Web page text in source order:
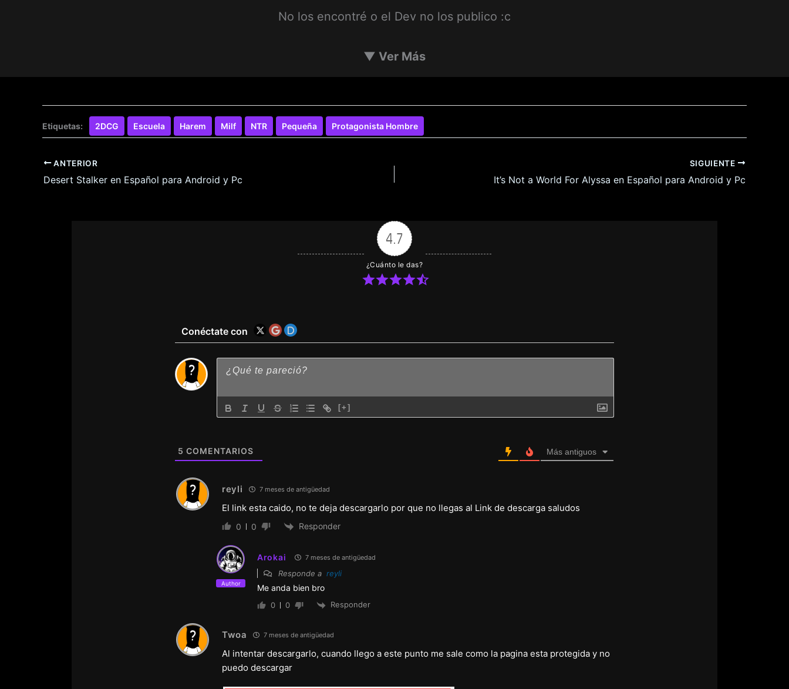
No los encontré o el Dev no los publico :c
▼ Ver Más
Etiquetas: 2DCG Escuela Harem Milf NTR Pequeña Protagonista Hombre
ANTERIOR
Desert Stalker en Español para Android y Pc
SIGUIENTE
It’s Not a World For Alyssa en Español para Android y Pc
4.7
¿Cuánto le das?
Conéctate con
[+]
5 COMENTARIOS Más antiguos
reyli 7 meses de antigüedad
El link esta caido, no te deja descargarlo por que no llegas al Link de descarga saludos
0 0 Responder
Author
Arokai 7 meses de antigüedad
Responde a reyli
Me anda bien bro
0 0 Responder
Twoa 7 meses de antigüedad
Al intentar descargarlo, cuando llego a este punto me sale como la pagina esta protegida y no
puedo descargar